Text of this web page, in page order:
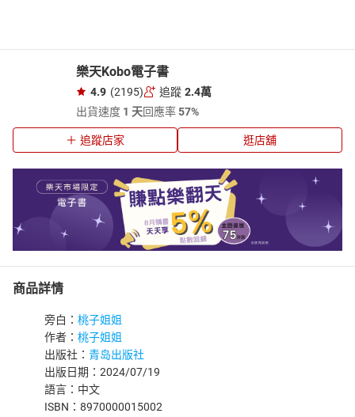
樂天Kobo電子書
4.9 (2195) 追蹤 2.4萬
出貨速度 1 天回應率57%
追蹤店家 逛店舖
商品詳情
旁白： 桃子姐姐
作者： 桃子姐姐
出版社： 青岛出版社
出版日期：2024/07/19
語言：中文
ISBN：8970000015002